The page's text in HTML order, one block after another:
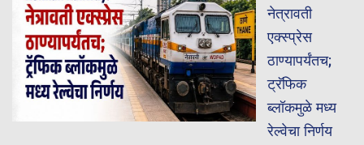
नेत्रावती
एक्स्प्रेस
ठाण्यापर्यंतच;
ट्रॅफिक
ब्लॉकमुळे मध्य
रेल्वेचा निर्णय